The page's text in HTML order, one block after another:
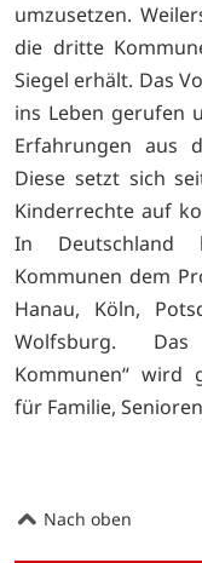
umzusetzen.
die dritte
Siegel erhält. Das
ins Leben gerufen
Erfahrungen aus
Diese setzt sich
Kinderrechte auf
In Deutschland
Kommunen dem
Hanau, Köln,
Wolfsburg. Das
Kommunen“ wird
für Familie,
Nach oben